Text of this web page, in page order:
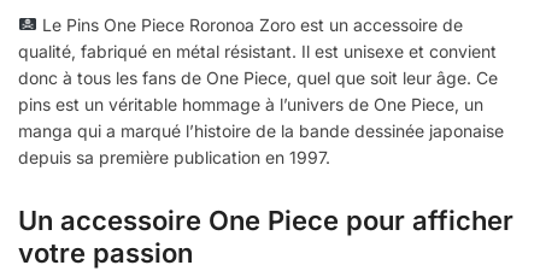
Le Pins One Piece Roronoa Zoro est un accessoire de
qualité, fabriqué en métal résistant. Il est unisexe et convient
donc à tous les fans de One Piece, quel que soit leur âge. Ce
pins est un véritable hommage à l’univers de One Piece, un
manga qui a marqué l’histoire de la bande dessinée japonaise
depuis sa première publication en 1997.
Un accessoire One Piece pour afficher
votre passion